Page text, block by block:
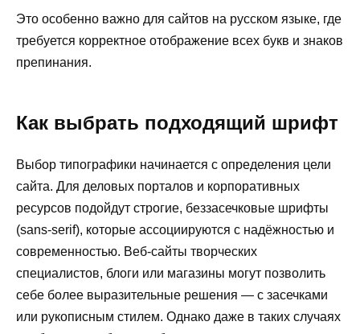
Это особенно важно для сайтов на русском языке, где
требуется корректное отображение всех букв и знаков
препинания.
Как выбрать подходящий шрифт
Выбор типографики начинается с определения цели
сайта. Для деловых порталов и корпоративных
ресурсов подойдут строгие, беззасечковые шрифты
(sans-serif), которые ассоциируются с надёжностью и
современностью. Веб-сайты творческих
специалистов, блоги или магазины могут позволить
себе более выразительные решения — с засечками
или рукописным стилем. Однако даже в таких случаях